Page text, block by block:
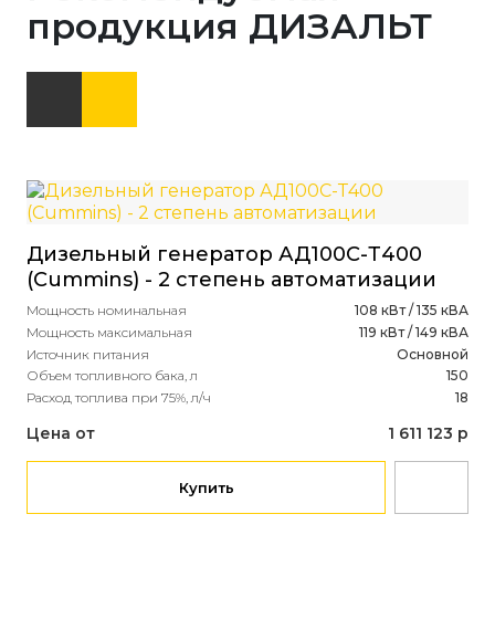
продукция ДИЗАЛЬТ
Дизельный генератор АД100С-Т400
(Cummins) - 2 степень автоматизации
Мощность номинальная
108 кВт / 135 кВА
Мощность максимальная
119 кВт / 149 кВА
Источник питания
Основной
Объем топливного бака, л
150
Расход топлива при 75%, л/ч
18
Цена от 1 611 123 р
Купить